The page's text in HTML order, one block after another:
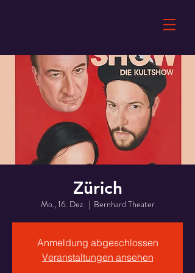
Zürich
Mo., 16. Dez.
  |
Bernhard Theater
Anmeldung abgeschlossen
Veranstaltungen ansehen